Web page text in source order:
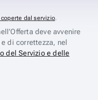
dal servizio.
deve avvenire
di correttezza, nel
del Servizio e delle